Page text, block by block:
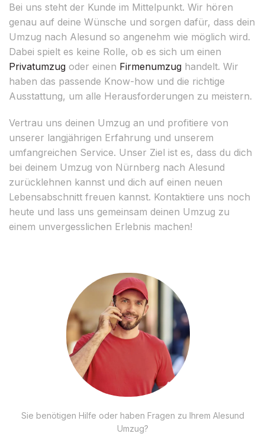
Bei uns steht der Kunde im Mittelpunkt. Wir hören
genau auf deine Wünsche und sorgen dafür, dass dein
Umzug nach Alesund so angenehm wie möglich wird.
Dabei spielt es keine Rolle, ob es sich um einen
Privatumzug oder einen Firmenumzug handelt. Wir
haben das passende Know-how und die richtige
Ausstattung, um alle Herausforderungen zu meistern.
Vertrau uns deinen Umzug an und profitiere von
unserer langjährigen Erfahrung und unserem
umfangreichen Service. Unser Ziel ist es, dass du dich
bei deinem Umzug von Nürnberg nach Alesund
zurücklehnen kannst und dich auf einen neuen
Lebensabschnitt freuen kannst. Kontaktiere uns noch
heute und lass uns gemeinsam deinen Umzug zu
einem unvergesslichen Erlebnis machen!
Sie benötigen Hilfe oder haben Fragen zu Ihrem Alesund
Umzug?